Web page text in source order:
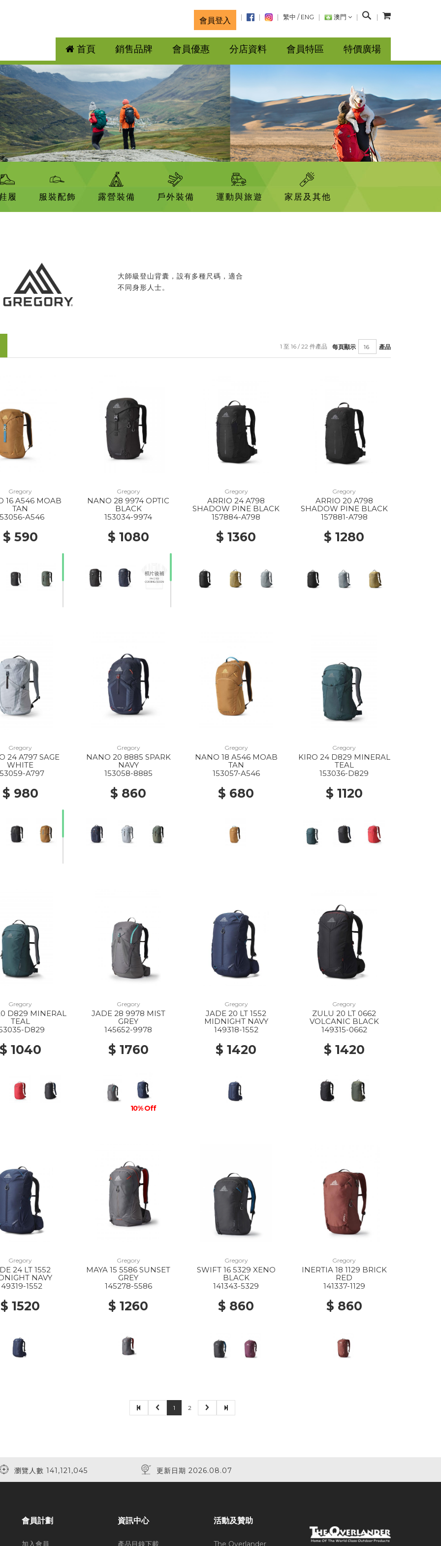
會員登入 繁中 / ENG 澳門
搜
首頁 銷售品牌 會員優惠 分店資料 會員特區 特價廣場
履 服裝配飾 露營裝備 戶外裝備 運動與旅遊 家居及其他
大師級登山背囊，設有多種尺碼，適合
不同身形人士。
每頁顯示 產品
1 至 16 / 22 件產品
Gregory
16 A546 MOAB
TAN
A546
$ 590
Gregory
NANO 28 9974 OPTIC
BLACK
153034-9974
$ 1080
Gregory
ARRIO 24 A798
SHADOW PINE BLACK
157884-A798
$ 1360
Gregory
ARRIO 20 A798
SHADOW PINE BLACK
157881-A798
$ 1280
Gregory
24 A797 SAGE
WHITE
A797
$ 980
Gregory
NANO 20 8885 SPARK
NAVY
153058-8885
$ 860
Gregory
NANO 18 A546 MOAB
TAN
153057-A546
$ 680
Gregory
KIRO 24 D829 MINERAL
TEAL
153036-D829
$ 1120
Gregory
D829 MINERAL
TEAL
D829
1040
Gregory
JADE 28 9978 MIST
GREY
145652-9978
$ 1760
10% Off
Gregory
JADE 20 LT 1552
MIDNIGHT NAVY
149318-1552
$ 1420
Gregory
ZULU 20 LT 0662
VOLCANIC BLACK
149315-0662
$ 1420
Gregory
24 LT 1552
NAVY
1552
$ 1520
Gregory
MAYA 15 5586 SUNSET
GREY
145278-5586
$ 1260
Gregory
SWIFT 16 5329 XENO
BLACK
141343-5329
$ 860
Gregory
INERTIA 18 1129 BRICK
RED
141337-1129
$ 860
1 2
瀏覽人數 141,121,045 更新日期 2026.08.07
會員計劃
加入會員
資訊中心
產品目錄下載
活動及贊助
The Overlander